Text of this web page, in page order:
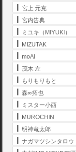
宮上 元克
宮内告典
ミユキ（MIYUKI）
MIZUTAK
moAi
茂木 左
もりもりもと
森∞拓也
ミスター小西
MUROCHIN
明神竜太郎
ナガマツシンタロウ